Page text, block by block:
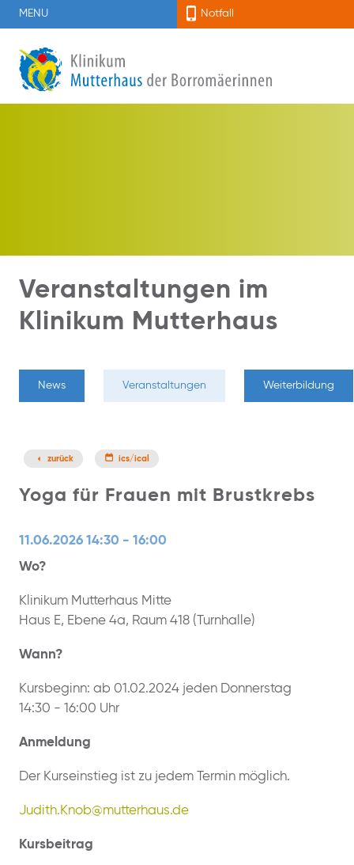
MENU Notfall
Veranstaltungen im
Klinikum Mutterhaus
News Veranstaltungen Weiterbildung
Yoga für Frauen mit Brustkrebs
11.06.2026 14:30 - 16:00
Wo?
Klinikum Mutterhaus Mitte
Haus E, Ebene 4a, Raum 418 (Turnhalle)
Wann?
Kursbeginn: ab 01.02.2024 jeden Donnerstag
14:30 - 16:00 Uhr
Anmeldung
Der Kurseinstieg ist zu jedem Termin möglich.
Judith.Knob@mutterhaus.de
Kursbeitrag
zurück ics/ical